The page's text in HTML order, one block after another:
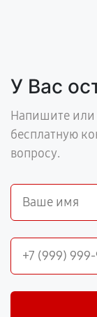
У Вас
Напишите или
бесплатную
вопросу.